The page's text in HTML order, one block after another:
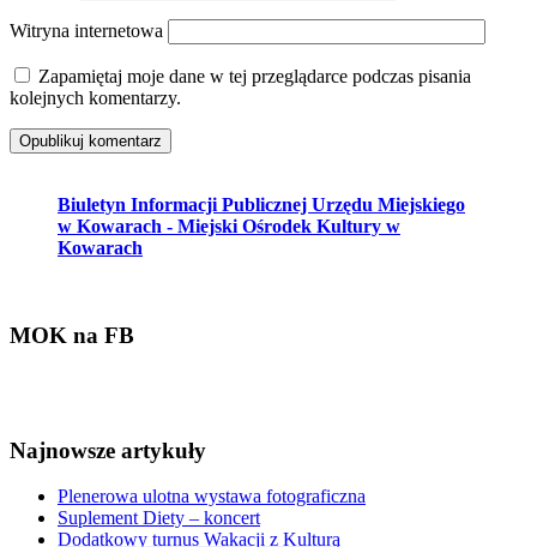
Witryna internetowa
Zapamiętaj moje dane w tej przeglądarce podczas pisania
kolejnych komentarzy.
Biuletyn Informacji Publicznej Urzędu Miejskiego
w Kowarach - Miejski Ośrodek Kultury w
Kowarach
MOK na FB
Najnowsze artykuły
Plenerowa ulotna wystawa fotograficzna
Suplement Diety – koncert
Dodatkowy turnus Wakacji z Kulturą